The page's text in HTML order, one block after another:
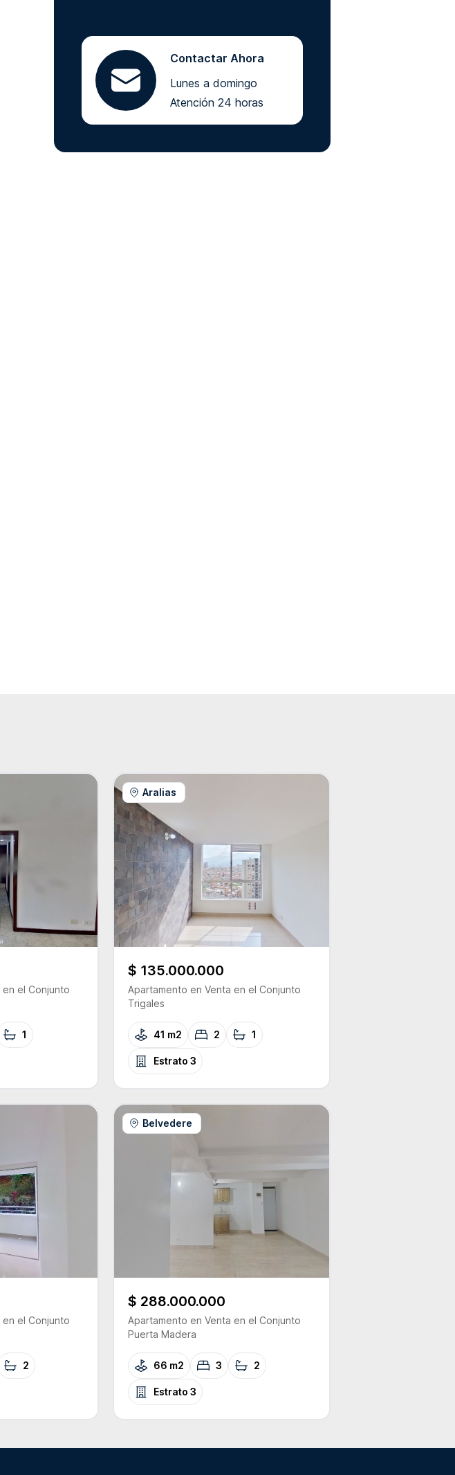
Contactar Ahora
Lunes a domingo
Atención 24 horas
en el Conjunto
1
Aralias
$ 135.000.000
Apartamento en Venta en el Conjunto
Trigales
41 m2 2 1
Estrato3
en el Conjunto
2
Belvedere
$ 288.000.000
Apartamento en Venta en el Conjunto
Puerta Madera
66 m2 3 2
Estrato3